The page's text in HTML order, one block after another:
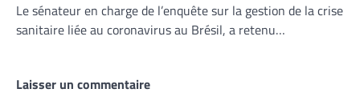
Le sénateur en charge de l’enquête sur la gestion de la crise
sanitaire liée au coronavirus au Brésil, a retenu…
Laisser un commentaire